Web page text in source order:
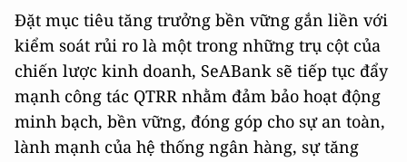
Đặt mục tiêu tăng trưởng bền vững gắn liền với
kiểm soát rủi ro là một trong những trụ cột của
chiến lược kinh doanh, SeABank sẽ tiếp tục đẩy
mạnh công tác QTRR nhằm đảm bảo hoạt động
minh bạch, bền vững, đóng góp cho sự an toàn,
lành mạnh của hệ thống ngân hàng, sự tăng